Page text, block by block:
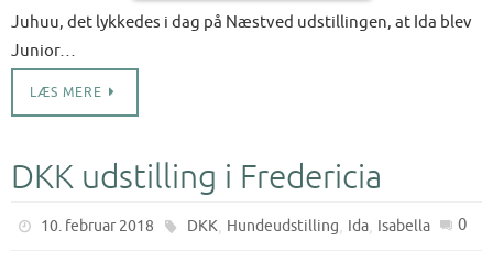
Juhuu, det lykkedes i dag på Næstved udstillingen, at Ida blev
Junior…
LÆS MERE
DKK udstilling i Fredericia
10. februar 2018 DKK, Hundeudstilling, Ida, Isabella 0